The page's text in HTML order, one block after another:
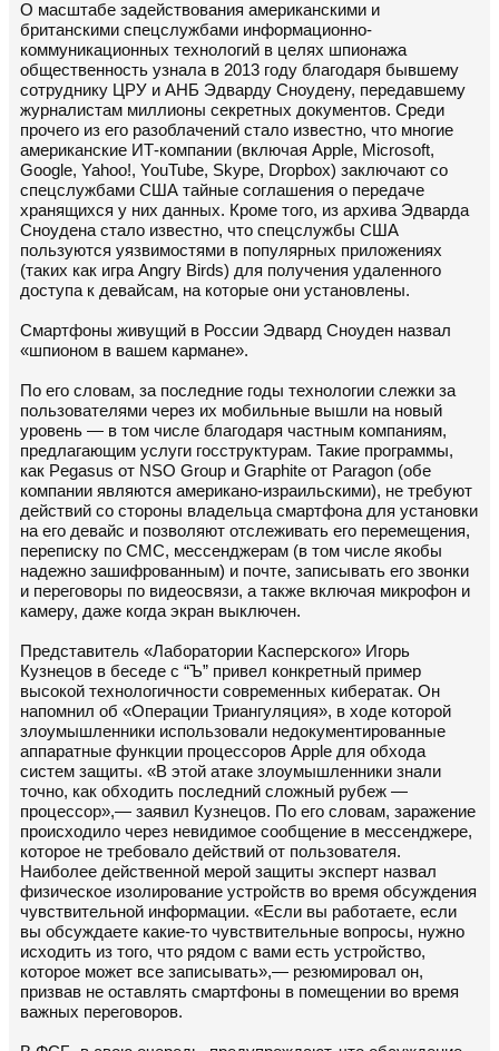
О масштабе задействования американскими и
британскими спецслужбами информационно-
коммуникационных технологий в целях шпионажа
общественность узнала в 2013 году благодаря бывшему
сотруднику ЦРУ и АНБ Эдварду Сноудену, передавшему
журналистам миллионы секретных документов. Среди
прочего из его разоблачений стало известно, что многие
американские ИТ-компании (включая Apple, Microsoft,
Google, Yahoo!, YouTube, Skype, Dropbox) заключают со
спецслужбами США тайные соглашения о передаче
хранящихся у них данных. Кроме того, из архива Эдварда
Сноудена стало известно, что спецслужбы США
пользуются уязвимостями в популярных приложениях
(таких как игра Angry Birds) для получения удаленного
доступа к девайсам, на которые они установлены.
Смартфоны живущий в России Эдвард Сноуден назвал
«шпионом в вашем кармане».
По его словам, за последние годы технологии слежки за
пользователями через их мобильные вышли на новый
уровень — в том числе благодаря частным компаниям,
предлагающим услуги госструктурам. Такие программы,
как Pegasus от NSO Group и Graphite от Paragon (обе
компании являются американо-израильскими), не требуют
действий со стороны владельца смартфона для установки
на его девайс и позволяют отслеживать его перемещения,
переписку по СМС, мессенджерам (в том числе якобы
надежно зашифрованным) и почте, записывать его звонки
и переговоры по видеосвязи, а также включая микрофон и
камеру, даже когда экран выключен.
Представитель «Лаборатории Касперского» Игорь
Кузнецов в беседе с “Ъ” привел конкретный пример
высокой технологичности современных кибератак. Он
напомнил об «Операции Триангуляция», в ходе которой
злоумышленники использовали недокументированные
аппаратные функции процессоров Apple для обхода
систем защиты. «В этой атаке злоумышленники знали
точно, как обходить последний сложный рубеж —
процессор»,— заявил Кузнецов. По его словам, заражение
происходило через невидимое сообщение в мессенджере,
которое не требовало действий от пользователя.
Наиболее действенной мерой защиты эксперт назвал
физическое изолирование устройств во время обсуждения
чувствительной информации. «Если вы работаете, если
вы обсуждаете какие-то чувствительные вопросы, нужно
исходить из того, что рядом с вами есть устройство,
которое может все записывать»,— резюмировал он,
призвав не оставлять смартфоны в помещении во время
важных переговоров.